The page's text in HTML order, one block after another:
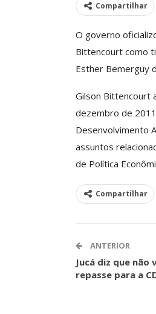
Compartilhar
O governo
Bittencourt como
Esther Bemerguy
Gilson Bittencourt
dezembro de
Desenvolvimento
assuntos
de Política
Compartilhar
ANTERIOR
Jucá diz que
repasse para a